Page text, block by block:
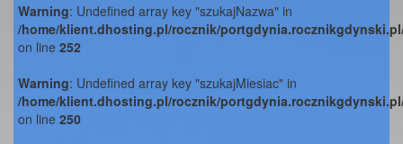
Warning: Undefined array key "szukajNazwa" in
/home/klient.dhosting.pl/rocznik/
on line 252
Warning: Undefined array key "szukajMiesiac" in
/home/klient.dhosting.pl/rocznik/
on line 250